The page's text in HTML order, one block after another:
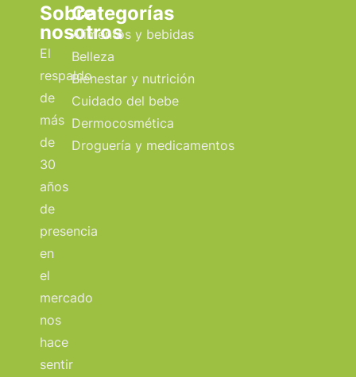
Sobre
nosotros
El
respaldo
de
más
de
30
años
de
presencia
en
el
mercado
nos
hace
sentir
Categorías
Alimentos y bebidas
Belleza
Bienestar y nutrición
Cuidado del bebe
Dermocosmética
Droguería y medicamentos